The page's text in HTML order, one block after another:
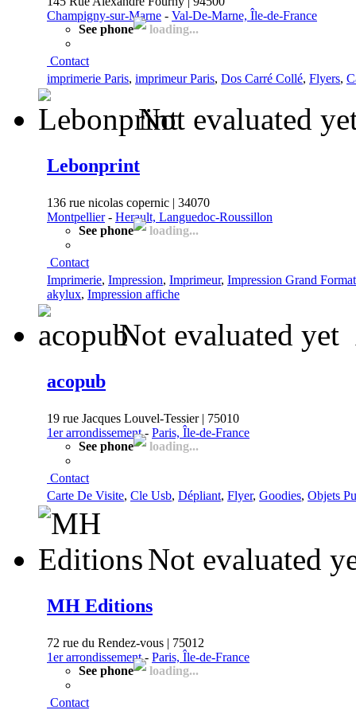
Champigny-sur-Marne - Val-De-Marne, Île-de-France
See phone
loading...
Contact
imprimerie Paris, imprimeur Paris, Dos Carré Collé, Flyers,
Not evaluated
Lebonprint
136 rue nicolas copernic | 34070
Montpellier- Herault, Languedoc-Roussillon
See phone
loading...
Contact
Imprimerie, Impression, Imprimeur, Impression Grand Format
akylux, Impression affiche
Not evaluated yet
acopub
19 rue Jacques Louvel-Tessier | 75010
1er arrondissement- Paris, Île-de-France
See phone
loading...
Contact
Carte De Visite, Cle Usb, Dépliant, Flyer, Goodies, Objets
Not evaluated
MH Editions
72 rue du Rendez-vous | 75012
1er arrondissement- Paris, Île-de-France
See phone
loading...
Contact